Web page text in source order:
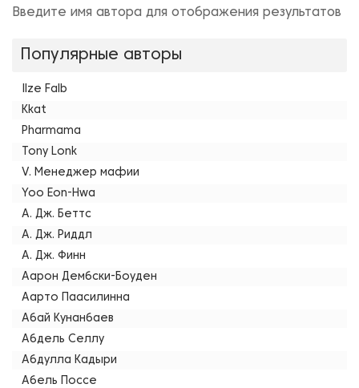
Введите имя автора для отображения результатов
Популярные авторы
Ilze Falb
Kkat
Pharmama
Tony Lonk
V. Менеджер мафии
Yoo Eon-Hwa
А. Дж. Беттс
А. Дж. Риддл
А. Дж. Финн
Аарон Дембски-Боуден
Аарто Паасилинна
Абай Кунанбаев
Абдель Селлу
Абдулла Кадыри
Абель Поссе